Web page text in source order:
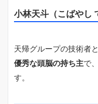
小林天斗（こばやし
天帰グループの技術者
優秀な頭脳の持ち主で
す。